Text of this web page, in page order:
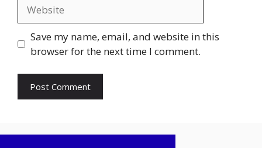
Save my name, email, and website in this
browser for the next time I comment.